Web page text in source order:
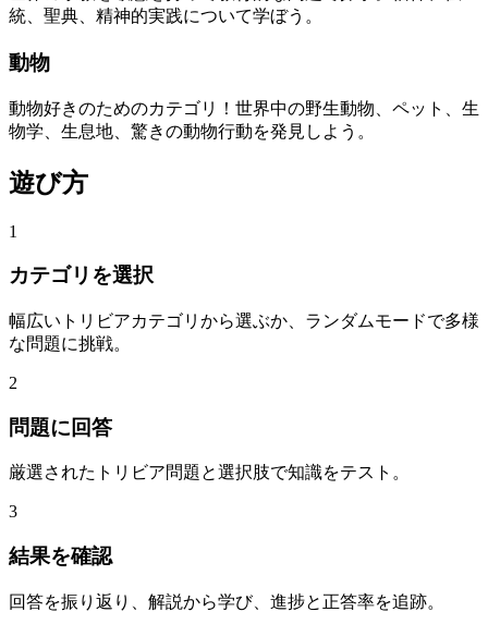
統、聖典、精神的実践について学ぼう。
動物
動物好きのためのカテゴリ！世界中の野生動物、ペット、生
物学、生息地、驚きの動物行動を発見しよう。
遊び方
1
カテゴリを選択
幅広いトリビアカテゴリから選ぶか、ランダムモードで多様
な問題に挑戦。
2
問題に回答
厳選されたトリビア問題と選択肢で知識をテスト。
3
結果を確認
回答を振り返り、解説から学び、進捗と正答率を追跡。